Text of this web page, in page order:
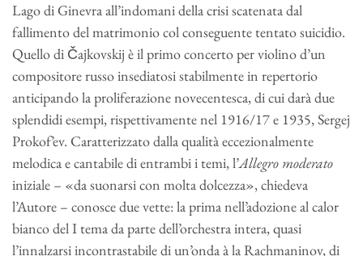
Lago di Ginevra all’indomani della crisi scatenata dal
fallimento del matrimonio col conseguente tentato suicidio.
Quello di Čajkovskij è il primo concerto per violino d’un
compositore russo insediatosi stabilmente in repertorio
anticipando la proliferazione novecentesca, di cui darà due
splendidi esempi, rispettivamente nel 1916/17 e 1935, Sergej
Prokof’ev. Caratterizzato dalla qualità eccezionalmente
melodica e cantabile di entrambi i temi, l’Allegro moderato
iniziale – «da suonarsi con molta dolcezza», chiedeva
l’Autore – conosce due vette: la prima nell’adozione al calor
bianco del I tema da parte dell’orchestra intera, quasi
l’innalzarsi incontrastabile di un’onda à la Rachmaninov, di